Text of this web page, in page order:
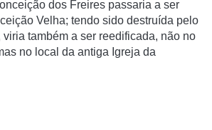
dos Freires passaria a ser
Velha; tendo sido destruída pelo
viria também a ser reedificada, não no
no local da antiga Igreja da